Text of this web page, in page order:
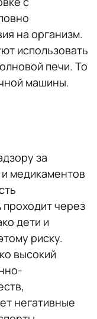
на организм.
использовать
печи. То
машины.
за
медикаментов
через
дети и
риску.
высокий
негативные